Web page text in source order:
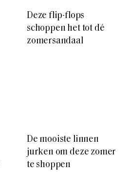
Deze flip-flops
schoppen het tot dé
zomersandaal
De mooiste linnen
jurken om deze zomer
te shoppen